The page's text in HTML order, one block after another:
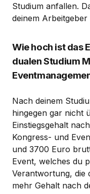
Studium anfallen.
deinem
Wie hoch ist das
dualen Studium
Nach deinem
hingegen gar nicht
Einstiegsgehalt
Kongress- und
und 3700 Euro
Event, welches du
Verantwortung, die
mehr Gehalt nach